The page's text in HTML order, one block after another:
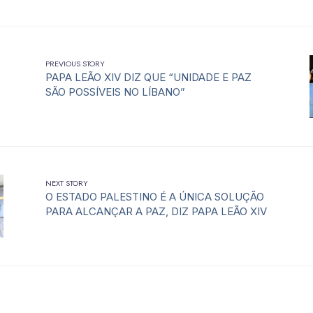
PREVIOUS STORY
PAPA LEÃO XIV DIZ QUE “UNIDADE E PAZ
SÃO POSSÍVEIS NO LÍBANO”
NEXT STORY
O ESTADO PALESTINO É A ÚNICA SOLUÇÃO
PARA ALCANÇAR A PAZ, DIZ PAPA LEÃO XIV